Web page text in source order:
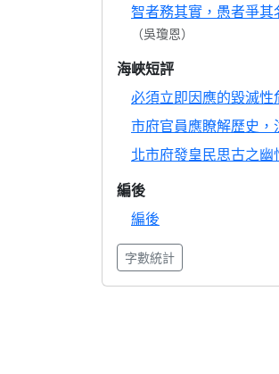
智者務其實，愚者爭其
（吳瓊恩）
海峽短評
必須立即因應的毀滅性
市府官員應瞭解歷史，
北市府發皇民思古之幽
編後
編後
字數統計